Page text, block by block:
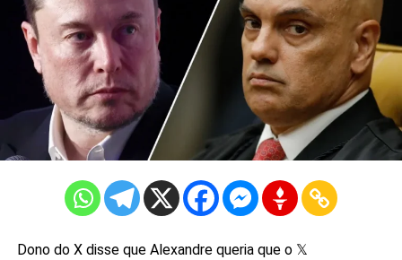
Dono do X disse que Alexandre queria que o 𝕏